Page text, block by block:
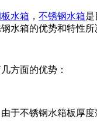
水箱 ， 不锈钢水箱是
水箱的优势和特性所
方面的优势：
于不锈钢水箱板厚